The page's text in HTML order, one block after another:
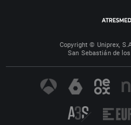
Copyright © Uniprex,
San Sebastián de